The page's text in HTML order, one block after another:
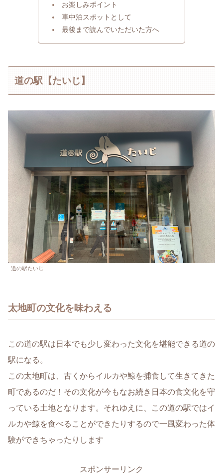
お楽しみポイント
車中泊スポットとして
最後まで読んでいただいた方へ
道の駅【たいじ】
道の駅たいじ
太地町の文化を味わえる
この道の駅は日本でも少し変わった文化を堪能できる道の
駅になる。
この太地町は、古くからイルカや鯨を捕食して生きてきた
町であるのだ！その文化が今もなお続き日本の食文化を守
っている土地となります。それゆえに、この道の駅ではイ
ルカや鯨を食べることができたりするので一風変わった体
験ができちゃったりします
スポンサーリンク